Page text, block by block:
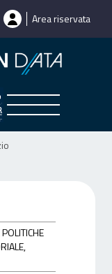
Area riservata